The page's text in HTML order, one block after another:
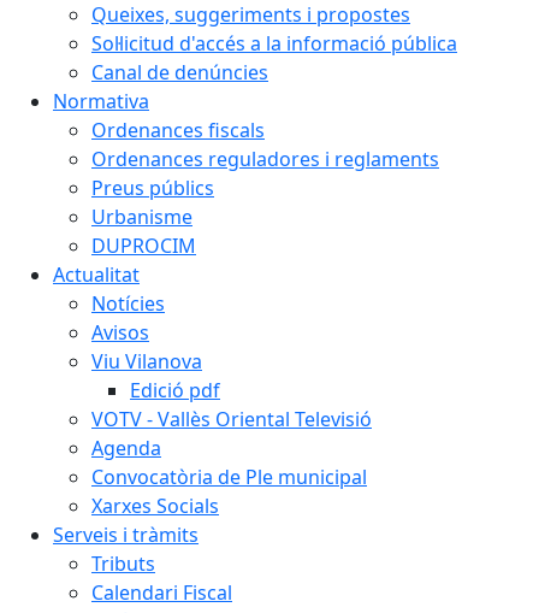
Queixes, suggeriments i propostes
Sol·licitud d'accés a la informació pública
Canal de denúncies
Normativa
Ordenances fiscals
Ordenances reguladores i reglaments
Preus públics
Urbanisme
DUPROCIM
Actualitat
Notícies
Avisos
Viu Vilanova
Edició pdf
VOTV - Vallès Oriental Televisió
Agenda
Convocatòria de Ple municipal
Xarxes Socials
Serveis i tràmits
Tributs
Calendari Fiscal